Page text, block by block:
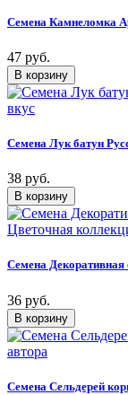
Семена Камнеломка
47 руб.
Семена Лук батун
38 руб.
Семена Декоративная
36 руб.
Семена Сельдерей